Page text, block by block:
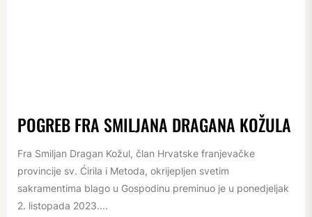
POGREB FRA SMILJANA DRAGANA KOŽULA
Fra Smiljan Dragan Kožul, član Hrvatske franjevačke
provincije sv. Ćirila i Metoda, okrijepljen svetim
sakramentima blago u Gospodinu preminuo je u ponedjeljak
2. listopada 2023....